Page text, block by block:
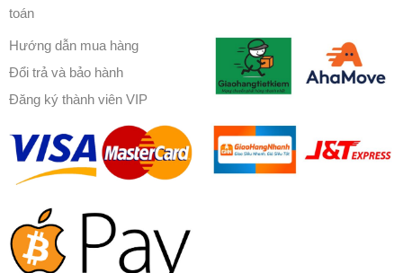
toán
Hướng dẫn mua hàng
Đổi trả và bảo hành
Đăng ký thành viên VIP